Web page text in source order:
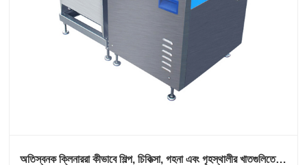
অতিস্বনক ক্লিনাররা কীভাবে শিল্প, চিকিত্সা, গহনা এবং গৃহস্থালীর খাতগুলিতে